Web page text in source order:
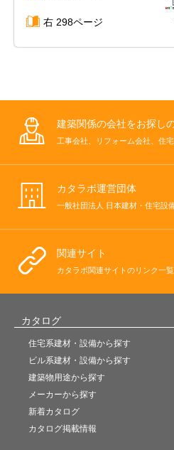
右 298ページ
建築関係の会社をお探し
工事会社、リフォーム会社、住
カタラボ運営団体
一般社団法人 日本建材・住宅設
関連サイト
カタラボ関連サイトのリンク一覧
カタログ
住宅系建材・設備から探す
ビル系建材・設備から探す
建築物用途から探す
メーカーから探す
新着カタログ
カタログ掲載情報